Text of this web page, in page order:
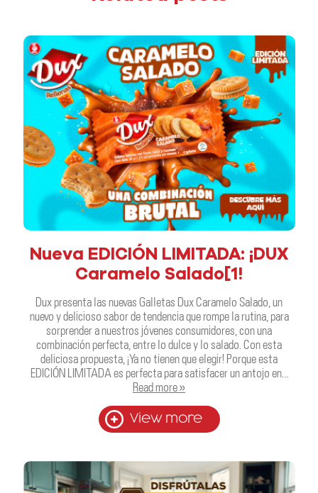
Nueva EDICIÓN LIMITADA: ¡DUX
Caramelo Salado[1!
Dux presenta las nuevas Galletas Dux Caramelo Salado, un
nuevo y delicioso sabor de tendencia que rompe la rutina, para
sorprender a nuestros jóvenes consumidores, con una
combinación perfecta, entre lo dulce y lo salado. Con esta
deliciosa propuesta, ¡Ya no tienen que elegir! Porque esta
EDICIÓN LIMITADA es perfecta para satisfacer un antojo en…
Read more »
View more